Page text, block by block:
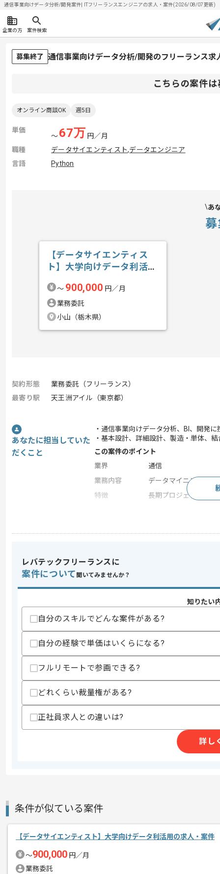
通信事業向けデータ分析/開発案件| ITフリーランスエンジニアの求人・案件(2026/08/07更新)
企業の方 案件検索
募集終了 通信事業向けデータ分析/開発のフリーランス求
こちらの案件
オンライン商談OK 週5日
単価
〜67万 円／月
職種
データサイエンティスト,データエンジニア
言語
Python
あ
【データサイエンティス
ト】大学向けデータ利活用
〜 900,000 円／月
業務委託
小山（栃木県）
契約形態
業務委託（フリーランス）
最寄り駅
天王洲アイル（東京都）
あなたに担当していた
だくこと
・通信事業向けデータ分析、BI、開発
・基本設計、詳細設計、製造・単体、
この案件のポイント
業界
通信
業務内容
データマイニング , デ
特徴
長期プロジェクト
求めるスキル
スキルに不安がある方へ
上記に似た経験やスキルをお持ちであれば申
その他募集要項
募集人数
1人
エージェントからのコ
メント
レバテックフリーランスに
案件について 聞いてみませんか？
知りたい
自分のスキルでどんな案件がある?
自分の経験で単価はいくらになる?
フルリモートで参画できる?
どれくらい裁量権がある?
正社員求人との違いは?
詳し
条件が似ている案件
【データサイエンティスト】大学向けデータ利活用の求人・案件
〜900,000 円／月
業務委託